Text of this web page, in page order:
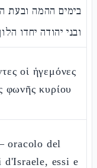
בימים ההמה ובעת
ובני יהודה יחדו
οἱ ἡγεμόνες
φωνῆς κυρίου
oracolo del
essi e